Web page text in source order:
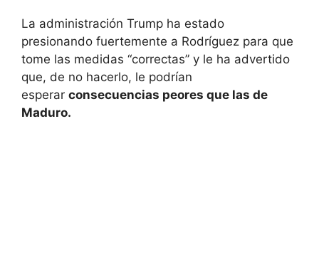
La administración Trump ha estado
presionando fuertemente a Rodríguez para que
tome las medidas “correctas” y le ha advertido
que, de no hacerlo, le podrían
esperar consecuencias peores que las de
Maduro.